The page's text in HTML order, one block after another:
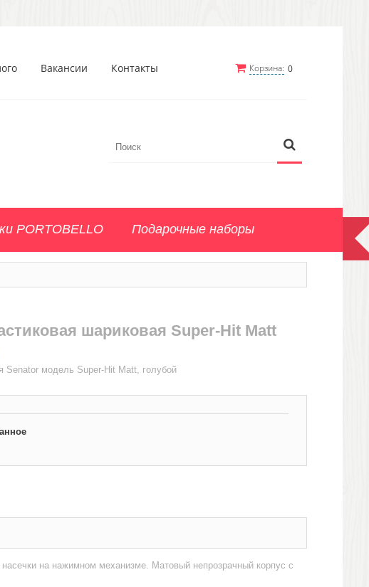
Корзина: 0
Вакансии Контакты
PORTOBELLO Подарочные наборы
шариковая Super-Hit Matt
Senator модель Super-Hit Matt, голубой
на нажимном механизме. Матовый непрозрачный корпус с